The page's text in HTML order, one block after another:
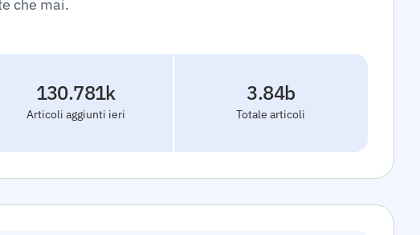
che mai.
Articoli aggiunti ieri
130.781k
Totale articoli
3.84b